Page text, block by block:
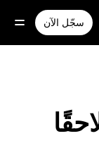
سجّل الآن